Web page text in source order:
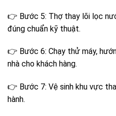
👉 Bước 5: Thợ thay lõi lọc
đúng chuẩn kỹ thuật.
👉 Bước 6: Chạy thử máy,
nhà cho khách hàng.
👉 Bước 7: Vệ sinh khu vực
hành.